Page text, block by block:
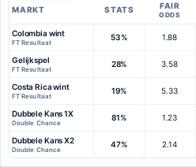
MARKT STATS FAIR
ODDS
Colombia wint
FT Resultaat
53% 1.88
Gelijkspel
FT Resultaat
28% 3.58
Costa Rica wint
FT Resultaat
19% 5.33
Dubbele Kans 1X
Double Chance
81% 1.23
Dubbele Kans X2
Double Chance
47% 2.14